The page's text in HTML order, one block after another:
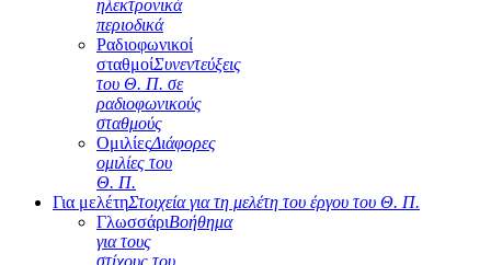
ηλεκτρονικά
περιοδικά
Ραδιοφωνικοί
σταθμοίΣυνεντεύξεις
του Θ. Π. σε
ραδιοφωνικούς
σταθμούς
ΟμιλίεςΔιάφορες
ομιλίες του
Θ. Π.
Για μελέτηΣτοιχεία για τη μελέτη του έργου του Θ. Π.
ΓλωσσάριΒοήθημα
για τους